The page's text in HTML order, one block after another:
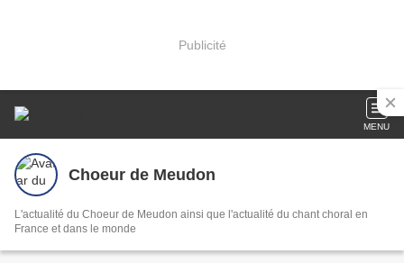
Publicité
MENU
Choeur de Meudon
L'actualité du Choeur de Meudon ainsi que l'actualité du chant choral en
France et dans le monde